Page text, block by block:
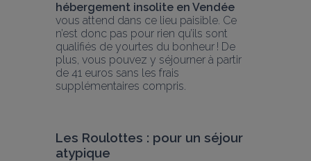
hébergement insolite en Vendée
vous attend dans ce lieu paisible. Ce
n’est donc pas pour rien qu’ils sont
qualifiés de yourtes du bonheur ! De
plus, vous pouvez y séjourner à partir
de 41 euros sans les frais
supplémentaires compris.
Les Roulottes : pour un séjour
atypique